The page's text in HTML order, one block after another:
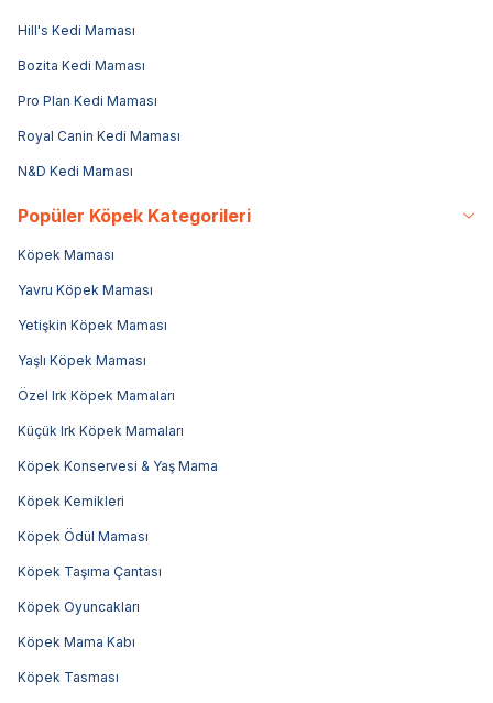
Hill's Kedi Maması
Bozita Kedi Maması
Pro Plan Kedi Maması
Royal Canin Kedi Maması
N&D Kedi Maması
Popüler Köpek Kategorileri
Köpek Maması
Yavru Köpek Maması
Yetişkin Köpek Maması
Yaşlı Köpek Maması
Özel Irk Köpek Mamaları
Küçük Irk Köpek Mamaları
Köpek Konservesi & Yaş Mama
Köpek Kemikleri
Köpek Ödül Maması
Köpek Taşıma Çantası
Köpek Oyuncakları
Köpek Mama Kabı
Köpek Tasması